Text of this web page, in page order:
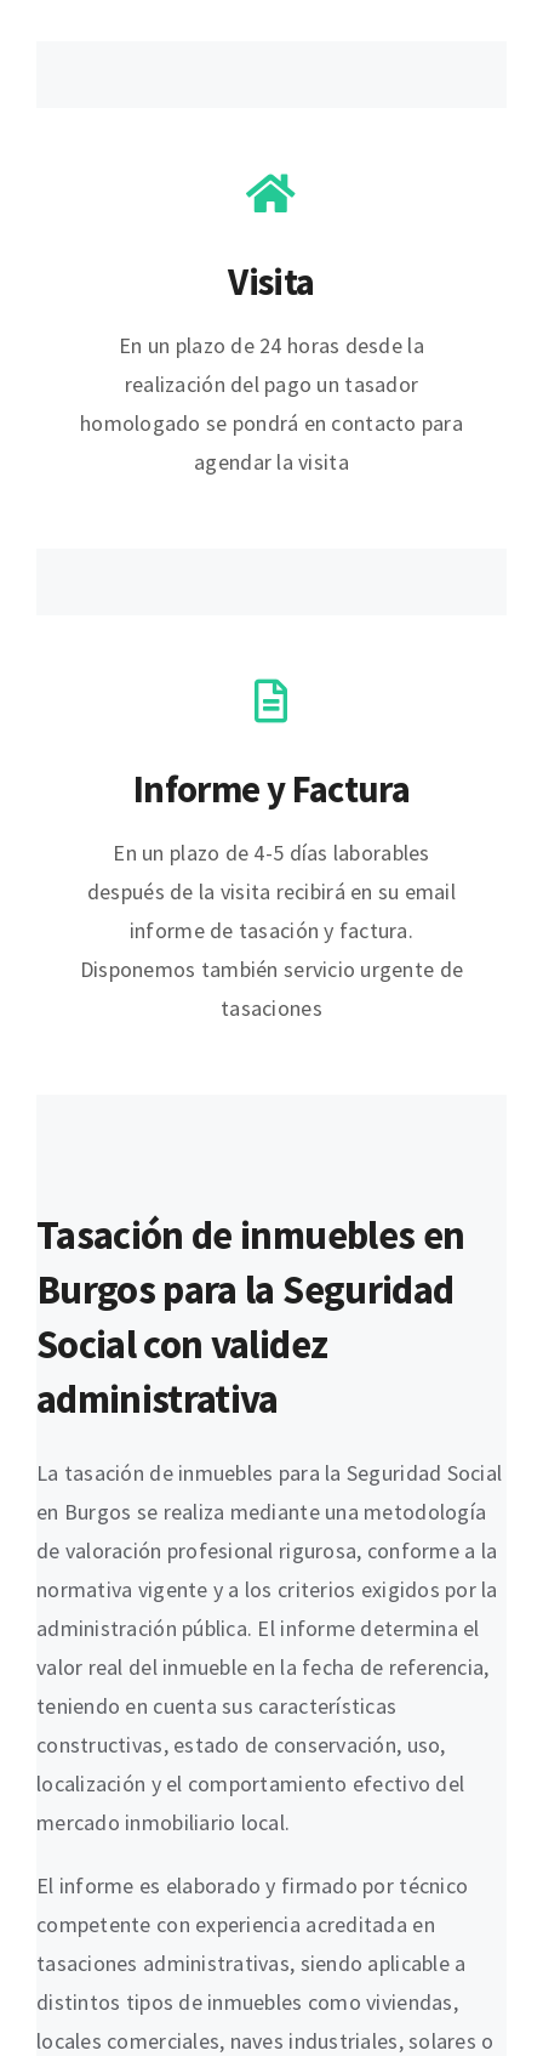
Visita
En un plazo de 24 horas desde la
realización del pago un tasador
homologado se pondrá en contacto para
agendar la visita
Informe y Factura
En un plazo de 4-5 días laborables
después de la visita recibirá en su email
informe de tasación y factura.
Disponemos también servicio urgente de
tasaciones
Tasación de inmuebles en
Burgos para la Seguridad
Social con validez
administrativa
La tasación de inmuebles para la Seguridad Social
en Burgos se realiza mediante una metodología
de valoración profesional rigurosa, conforme a la
normativa vigente y a los criterios exigidos por la
administración pública. El informe determina el
valor real del inmueble en la fecha de referencia,
teniendo en cuenta sus características
constructivas, estado de conservación, uso,
localización y el comportamiento efectivo del
mercado inmobiliario local.
El informe es elaborado y firmado por técnico
competente con experiencia acreditada en
tasaciones administrativas, siendo aplicable a
distintos tipos de inmuebles como viviendas,
locales comerciales, naves industriales, solares o